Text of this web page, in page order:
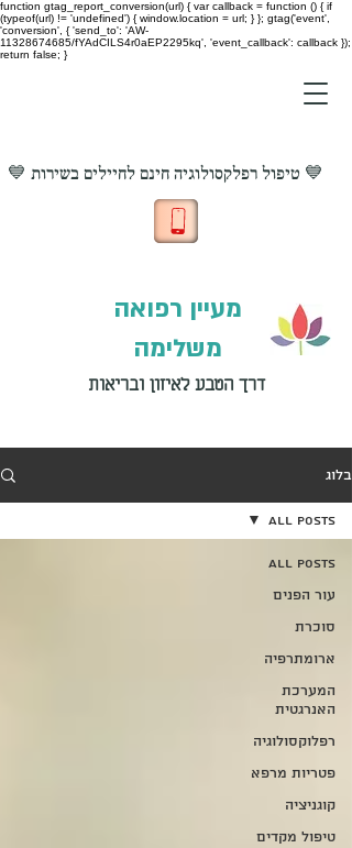
function gtag_report_conversion(url) { var callback = function () { if
(typeof(url) != 'undefined') { window.location = url; } }; gtag('event',
'conversion', { 'send_to': 'AW-
11328674685/fYAdCILS4r0aEP2295kq', 'event_callback': callback });
return false; }
💙 טיפול רפלקסולוגיה חינם לחיילים בשירות 💙
מעיין רפואה
משלימה
דרך הטבע לאיזון ובריאות
בלוג
All Posts
עור הפנים
סוכרת
ארומתרפיה
המערכת
האנרגטית
רפלוקסולוגיה
פטריות מרפא
קוגניציה
טיפול מקדים
All Posts